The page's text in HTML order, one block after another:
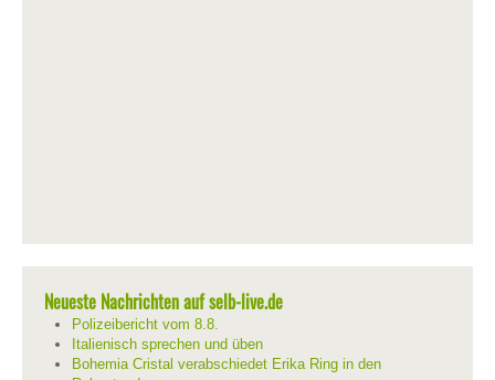
Neueste Nachrichten auf selb-live.de
Polizeibericht vom 8.8.
Italienisch sprechen und üben
Bohemia Cristal verabschiedet Erika Ring in den